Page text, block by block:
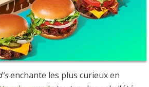
enchante les plus curieux en